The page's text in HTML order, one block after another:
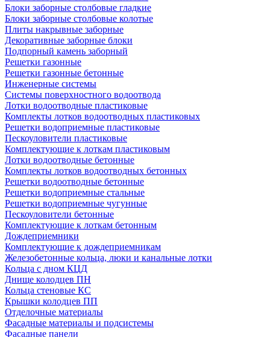
Блоки заборные столбовые гладкие
Блоки заборные столбовые колотые
Плиты накрывные заборные
Декоративные заборные блоки
Подпорный камень заборный
Решетки газонные
Решетки газонные бетонные
Инженерные системы
Системы поверхностного водоотвода
Лотки водоотводные пластиковые
Комплекты лотков водоотводных пластиковых
Решетки водоприемные пластиковые
Пескоуловители пластиковые
Комплектующие к лоткам пластиковым
Лотки водоотводные бетонные
Комплекты лотков водоотводных бетонных
Решетки водоотводные бетонные
Решетки водоприемные стальные
Решетки водоприемные чугунные
Пескоуловители бетонные
Комплектующие к лоткам бетонным
Дождеприемники
Комплектующие к дождеприемникам
Железобетонные кольца, люки и канальные лотки
Кольца с дном КЦД
Днище колодцев ПН
Кольца стеновые КС
Крышки колодцев ПП
Отделочные материалы
Фасадные материалы и подсистемы
Фасадные панели